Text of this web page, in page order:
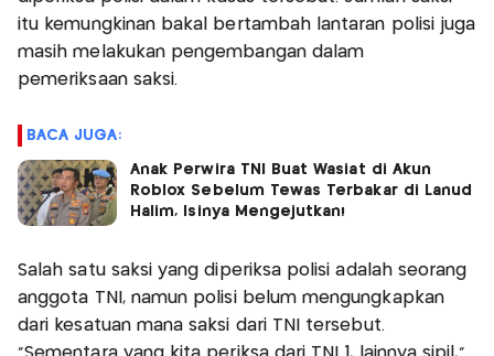
itu kemungkinan bakal bertambah lantaran polisi juga
masih melakukan pengembangan dalam
pemeriksaan saksi.
BACA JUGA:
Anak Perwira TNI Buat Wasiat di Akun
Roblox Sebelum Tewas Terbakar di Lanud
Halim, Isinya Mengejutkan!
Salah satu saksi yang diperiksa polisi adalah seorang
anggota TNI, namun polisi belum mengungkapkan
dari kesatuan mana saksi dari TNI tersebut.